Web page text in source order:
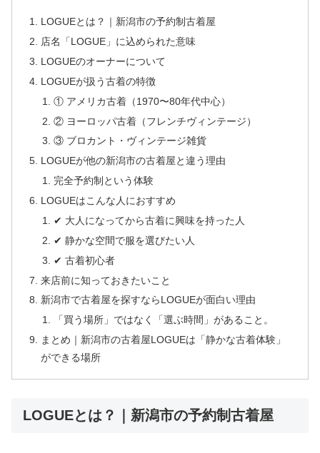
LOGUEとは？｜新潟市の予約制古着屋
店名「LOGUE」に込められた意味
LOGUEのオーナーについて
LOGUEが扱う古着の特徴
① アメリカ古着（1970〜80年代中心）
② ヨーロッパ古着（フレンチヴィンテージ）
③ ブロカント・ヴィンテージ雑貨
LOGUEが他の新潟市の古着屋と違う理由
完全予約制という体験
LOGUEはこんな人におすすめ
✔ 大人になってから古着に興味を持った人
✔ 静かな空間で服を選びたい人
✔ 古着初心者
来店前に知っておきたいこと
新潟市で古着屋を探すならLOGUEが面白い理由
「買う場所」ではなく「選ぶ時間」があること。
まとめ｜新潟市の古着屋LOGUEは「静かな古着体験」
ができる場所
LOGUEとは？｜新潟市の予約制古着屋